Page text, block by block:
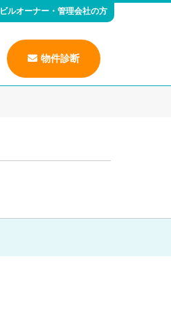
ビルオーナー・管理会社の方
物件診断